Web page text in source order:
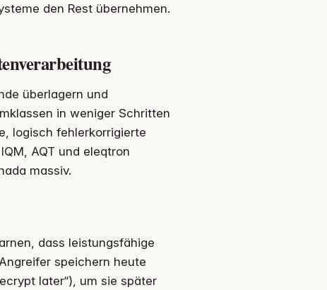
den Rest übernehmen.
überlagern und
in weniger Schritten
logisch fehlerkorrigierte
AQT und eleqtron
massiv.
dass leistungsfähige
speichern heute
later“), um sie später